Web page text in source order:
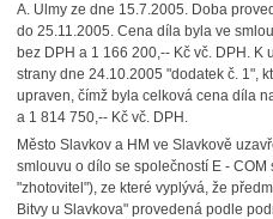
A. Ulmy ze dne 15.7.2005. Doba
do 25.11.2005. Cena díla byla ve
bez DPH a 1 166 200,-- Kč vč. DPH.
strany dne 24.10.2005 "dodatek č. 1",
upraven, čímž byla celková cena díla
a 1 814 750,-- Kč vč. DPH.
Město Slavkov a HM ve Slavkově
smlouvu o dílo se společností E - COM
"zhotovitel"), ze které vyplývá, že
Bitvy u Slavkova" provedená podle